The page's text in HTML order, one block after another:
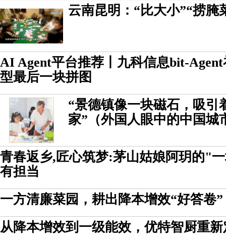
云南昆明：“比大小”“捞腌
AI Agent平台推荐丨九科信息bit-
型最后一块拼图
“景德镇像一块磁石，吸引
家”（外国人眼中的中国城
青春返乡,匠心筑梦:茅山姑娘阿玥的"
有担当
一方清廉菜园，耕出降本增效“好答卷”
从降本增效到一级能效，优特智厨重